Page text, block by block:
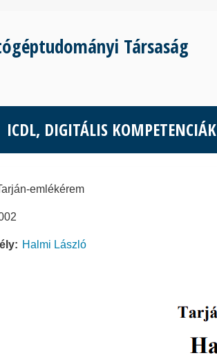
Társaság
ICDL, DIGITÁLIS KOMPETENCIÁK
emlékérem
Halmi László